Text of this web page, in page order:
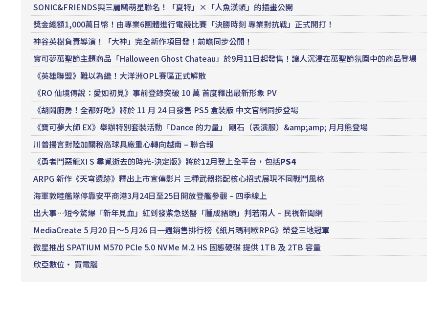
SONIC&FRIENDS與三麗鷗萌星聯名！「夏特」×「人魚漢頓」的插畫公開
獎金總額1,000萬日幣！由專業6團體進行電競比賽「決勝時刻 專業對抗戰」正式開打！
神谷英樹負責導演！「大神」完全新作項目發！前瞻同步公開！
寶可夢萬聖節主題商品「Halloween Ghost Chateau」於9月11日起發售！讓人沉浸在萬聖節氛圍中的商品登場
《英雄聯盟》難以為繼！大洋洲OPL賽區正式解散
《RO 仙境傳說：愛如初見》事前登錄突破 10 萬 首度釋出最新形象 PV
《胡鬧廚房！全都好吃》將於 11 月 24 日發售 PS5 盒裝版 中文官網同步登場
《寶可夢大師 EX》舉辦特別套裝活動「Dance 的力量」 剛石（表演服）&amp;amp; 月月熊登場
川普揚言對陸加關稅高球具廠重心轉向越南 – 聯合報
《勇者鬥惡龍XI S 尋覓逝去的時光-決定版》將於12月登上全平台，包括PS4
ARPG 新作《天穹遺跡》釋出上市宣傳影片 三種武器搭配核心招式展現不同戰鬥風格
海軍敦睦艦隊停靠安平商港3月24日至25日開放登艦參觀 – 四季線上
出大事…短今驚爆「新年見血」紅到發紫急送醫「腫成豬頭」判若兩人 – 民視新聞網
MediaCreate 5 月20 日～5 月26 日一週銷售排行榜《紙片瑪利歐RPG》榮登三地冠軍
微星推出 SPATIUM M570 PCIe 5.0 NVMe M.2 HS 固態硬碟 提供 1TB 及 2TB 容量
欣亞數位‧ 買電腦